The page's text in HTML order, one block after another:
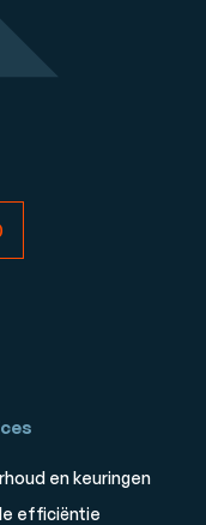
en keuringen
efficiëntie